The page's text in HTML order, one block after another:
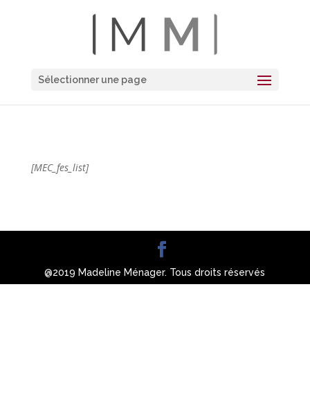
Sélectionner une page
[MEC_fes_list]
@2019 Madeline Ménager. Tous droits réservés